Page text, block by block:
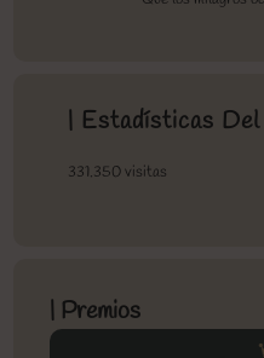
| Estadísticas
331.350 visitas
| Premios